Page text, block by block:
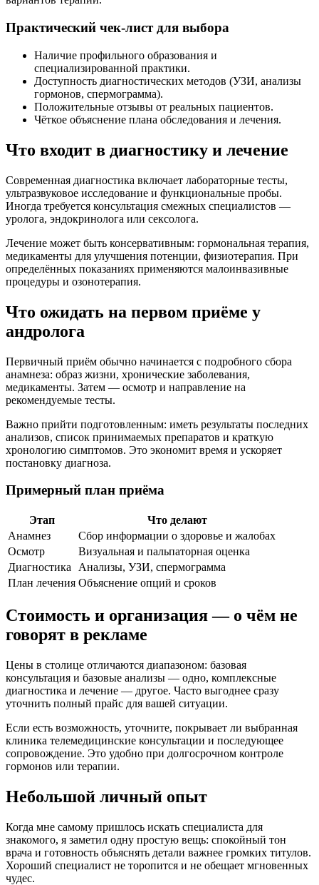
Практический чек-лист для выбора
Наличие профильного образования и
специализированной практики.
Доступность диагностических методов (УЗИ, анализы
гормонов, спермограмма).
Положительные отзывы от реальных пациентов.
Чёткое объяснение плана обследования и лечения.
Что входит в диагностику и лечение
Современная диагностика включает лабораторные тесты,
ультразвуковое исследование и функциональные пробы.
Иногда требуется консультация смежных специалистов —
уролога, эндокринолога или сексолога.
Лечение может быть консервативным: гормональная терапия,
медикаменты для улучшения потенции, физиотерапия. При
определённых показаниях применяются малоинвазивные
процедуры и озонотерапия.
Что ожидать на первом приёме у
андролога
Первичный приём обычно начинается с подробного сбора
анамнеза: образ жизни, хронические заболевания,
медикаменты. Затем — осмотр и направление на
рекомендуемые тесты.
Важно прийти подготовленным: иметь результаты последних
анализов, список принимаемых препаратов и краткую
хронологию симптомов. Это экономит время и ускоряет
постановку диагноза.
Примерный план приёма
Этап
Что делают
Анамнез
Сбор информации о здоровье и жалобах
Осмотр
Визуальная и пальпаторная оценка
Диагностика
Анализы, УЗИ, спермограмма
План лечения Объяснение опций и сроков
Стоимость и организация — о чём не
говорят в рекламе
Цены в столице отличаются диапазоном: базовая
консультация и базовые анализы — одно, комплексные
диагностика и лечение — другое. Часто выгоднее сразу
уточнить полный прайс для вашей ситуации.
Если есть возможность, уточните, покрывает ли выбранная
клиника телемедицинские консультации и последующее
сопровождение. Это удобно при долгосрочном контроле
гормонов или терапии.
Небольшой личный опыт
Когда мне самому пришлось искать специалиста для
знакомого, я заметил одну простую вещь: спокойный тон
врача и готовность объяснять детали важнее громких титулов.
Хороший специалист не торопится и не обещает мгновенных
чудес.